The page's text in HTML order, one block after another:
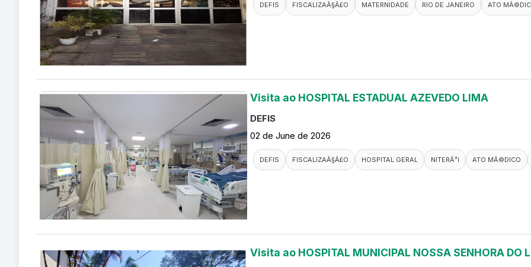
DEFIS FISCALIZAÃ§Ã£O MATERNIDADE RIO DE JANEIRO ATO
Visita ao HOSPITAL ESTADUAL AZEVEDO LIMA
DEFIS
02 de June de 2026
DEFIS FISCALIZAÃ§Ã£O HOSPITAL GERAL NITERÃ³I ATO MÃ©DICO
Visita ao HOSPITAL MUNICIPAL NOSSA SENHORA DO